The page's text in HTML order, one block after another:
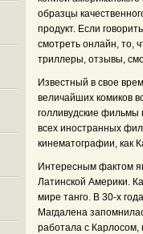
образцы
продукт. Если
смотреть онлайн, то,
триллеры, отзывы,
Известный в свое
величайших комиков
голливудские фильмы
всех иностранных
кинематографии, как
Интересным фактом
Латинской Америки.
мире танго. В 30-х
Магдалена
работала с Карлосом,